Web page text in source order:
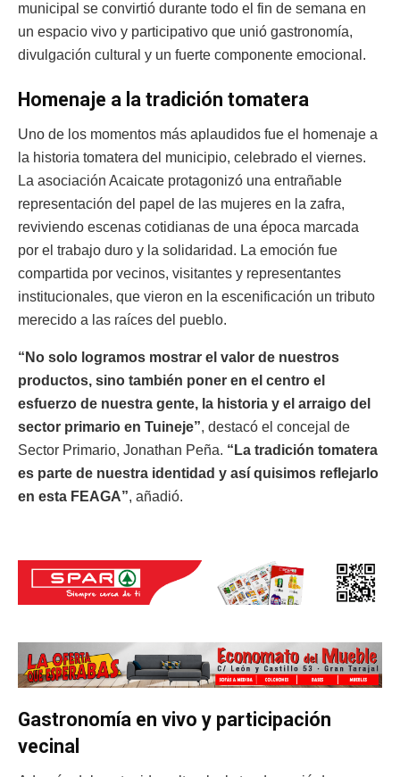
municipal se convirtió durante todo el fin de semana en
un espacio vivo y participativo que unió gastronomía,
divulgación cultural y un fuerte componente emocional.
Homenaje a la tradición tomatera
Uno de los momentos más aplaudidos fue el homenaje a
la historia tomatera del municipio, celebrado el viernes.
La asociación Acaicate protagonizó una entrañable
representación del papel de las mujeres en la zafra,
reviviendo escenas cotidianas de una época marcada
por el trabajo duro y la solidaridad. La emoción fue
compartida por vecinos, visitantes y representantes
institucionales, que vieron en la escenificación un tributo
merecido a las raíces del pueblo.
“No solo logramos mostrar el valor de nuestros
productos, sino también poner en el centro el
esfuerzo de nuestra gente, la historia y el arraigo del
sector primario en Tuineje”, destacó el concejal de
Sector Primario, Jonathan Peña. “La tradición tomatera
es parte de nuestra identidad y así quisimos reflejarlo
en esta FEAGA”, añadió.
Gastronomía en vivo y participación
vecinal